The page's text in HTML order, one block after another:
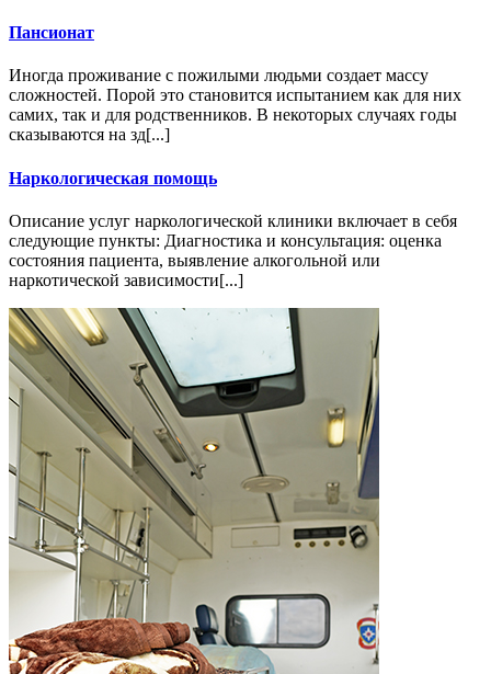
Пансионат
Иногда проживание с пожилыми людьми создает массу
сложностей. Порой это становится испытанием как для них
самих, так и для родственников. В некоторых случаях годы
сказываются на зд[...]
Наркологическая помощь
Описание услуг наркологической клиники включает в себя
следующие пункты: Диагностика и консультация: оценка
состояния пациента, выявление алкогольной или
наркотической зависимости[...]